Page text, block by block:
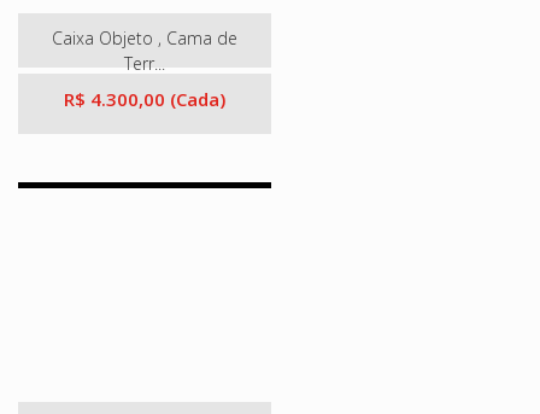
Caixa Objeto , Cama de
Terr...
R$ 4.300,00 (Cada)